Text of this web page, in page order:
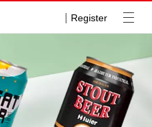
Register